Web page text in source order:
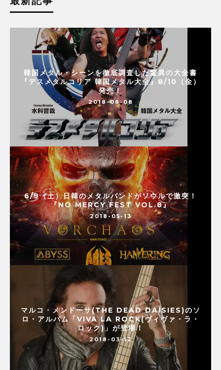
韓国メタル・シーンを徹底調査した驚異の大全書
『デスメタルコリア 韓国メタル大全』8/10（金）
発売！
2018-08-08
6/9（土）日韓のメタルバンドがソウルで激突！
『NO MERCY FEST VOL.8』
2018-05-13
マルコ・メンドーサ(THE DEAD DAISIES)のソ
ロ・アルバム「VIVA LA ROCK(ヴィヴァ・ラ・
ロック)」が登場！
2018-03-12